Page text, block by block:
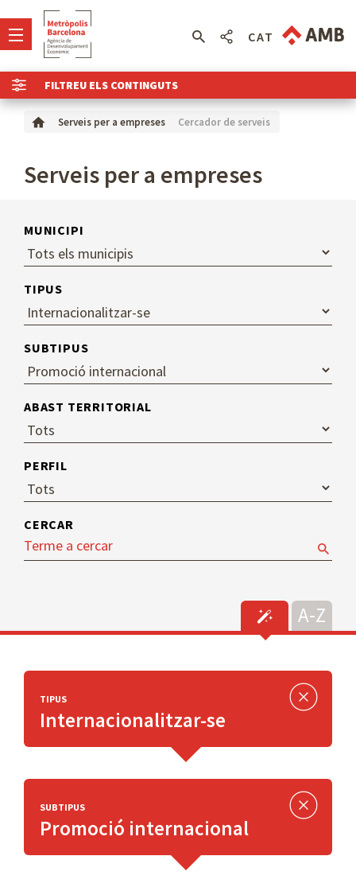
FILTREU ELS CONTINGUTS
CAT
Serveis per a empreses Cercador de serveis
Serveis per a empreses
MUNICIPI
TIPUS
SUBTIPUS
ABAST TERRITORIAL
PERFIL
CERCAR
TIPUS
Internacionalitzar-se
SUBTIPUS
Promoció internacional